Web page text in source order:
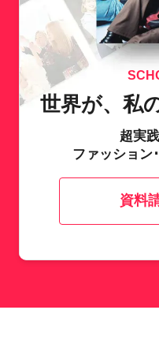
世界が、私
超実
ファッション
資料